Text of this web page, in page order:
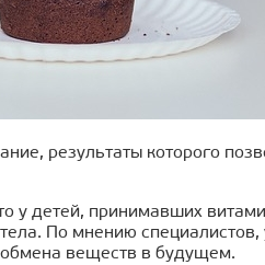
результаты которого
у детей, принимавших
По мнению
веществ в будущем.